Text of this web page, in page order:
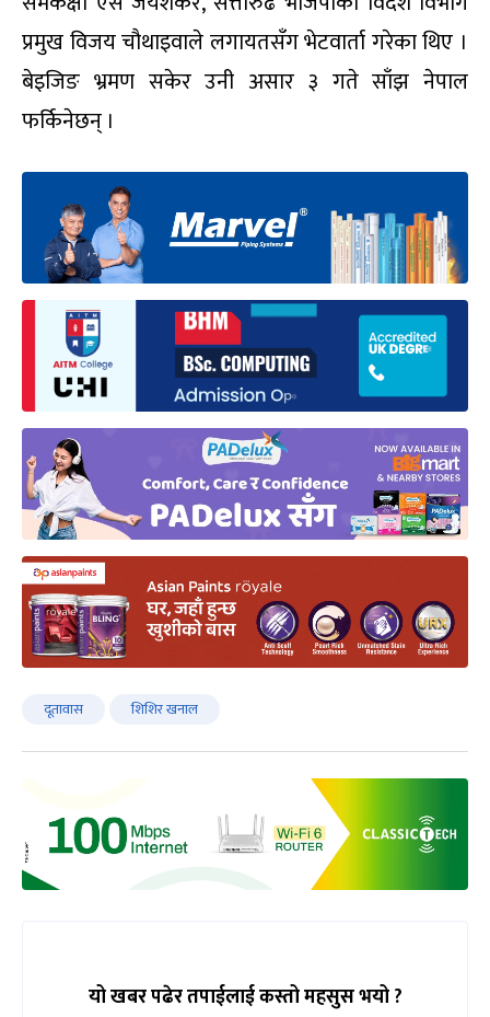
प्रमुख विजय चौथाइवाले लगायतसँग भेटवार्ता गरेका थिए ।
बेइजिङ भ्रमण सकेर उनी असार ३ गते साँझ नेपाल
फर्किनेछन् ।
दूतावास शिशिर खनाल
यो खबर पढेर तपाईलाई कस्तो महसुस भयो ?